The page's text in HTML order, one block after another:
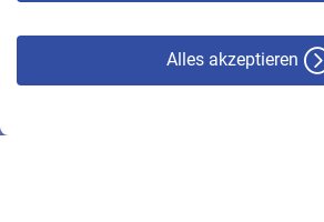
Alles akzeptieren
© VBL 2026